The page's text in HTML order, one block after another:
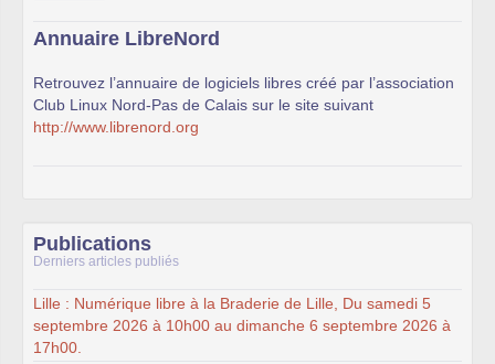
Annuaire LibreNord
Retrouvez l’annuaire de logiciels libres créé par l’association
Club Linux Nord-Pas de Calais sur le site suivant
http://www.librenord.org
Publications
Derniers articles publiés
Lille : Numérique libre à la Braderie de Lille, Du samedi 5
septembre 2026 à 10h00 au dimanche 6 septembre 2026 à
17h00.